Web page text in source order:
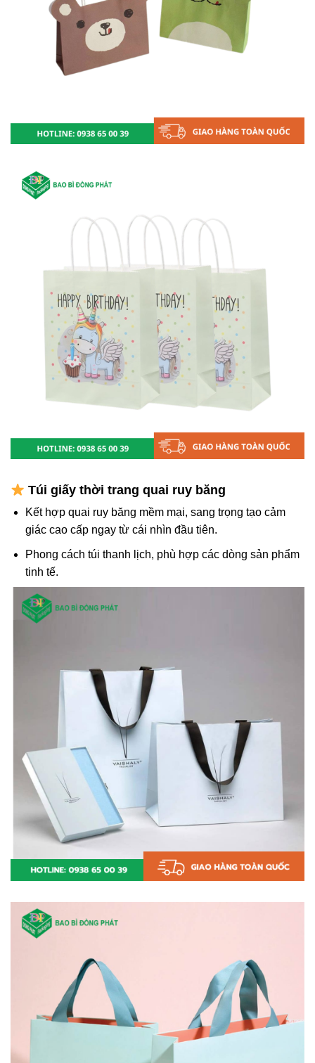
Túi giấy thời trang quai ruy băng
Kết hợp quai ruy băng mềm mại, sang trọng tạo cảm
giác cao cấp ngay từ cái nhìn đầu tiên.
Phong cách túi thanh lịch, phù hợp các dòng sản phẩm
tinh tế.